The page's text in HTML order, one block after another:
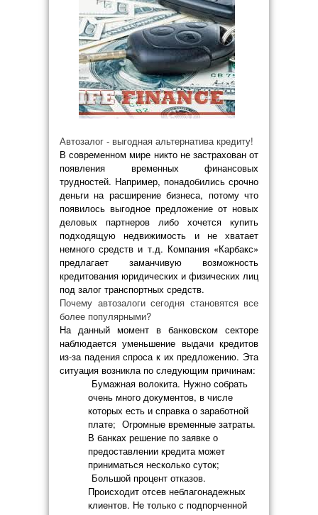
Автозалог - выгодная альтернатива кредиту!
В современном мире никто не застрахован от
появления временных финансовых
трудностей. Например, понадобились срочно
деньги на расширение бизнеса, потому что
появилось выгодное предложение от новых
деловых партнеров либо хочется купить
подходящую недвижимость и не хватает
немного средств и т.д. Компания «Карбакс»
предлагает заманчивую возможность
кредитования юридических и физических лиц
под залог транспортных средств.
Почему автозалоги сегодня становятся все
более популярными?
На данный момент в банковском секторе
наблюдается уменьшение выдачи кредитов
из-за падения спроса к их предложению. Эта
ситуация возникла по следующим причинам:
Бумажная волокита. Нужно собрать
очень много документов, в числе
которых есть и справка о заработной
плате; Огромные временные затраты.
В банках решение по заявке о
предоставлении кредита может
приниматься несколько суток;
Большой процент отказов.
Происходит отсев неблагонадежных
клиентов. Не только с подпорченной